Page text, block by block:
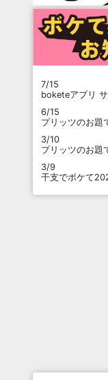
7/15
boketeアプリ
6/15
プリッツのお題
3/10
プリッツのお題
3/9
干支でボケて